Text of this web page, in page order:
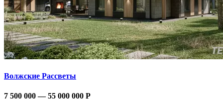
Волжские Рассветы
7 500 000 — 55 000 000 Р